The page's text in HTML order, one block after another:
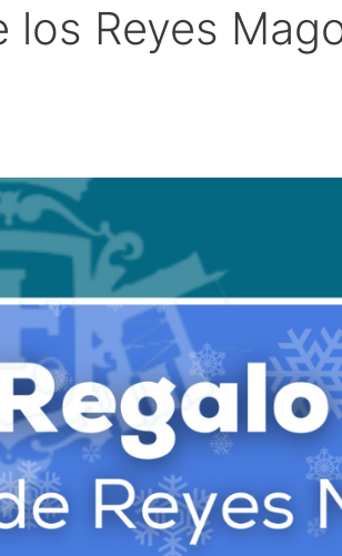
los Reyes